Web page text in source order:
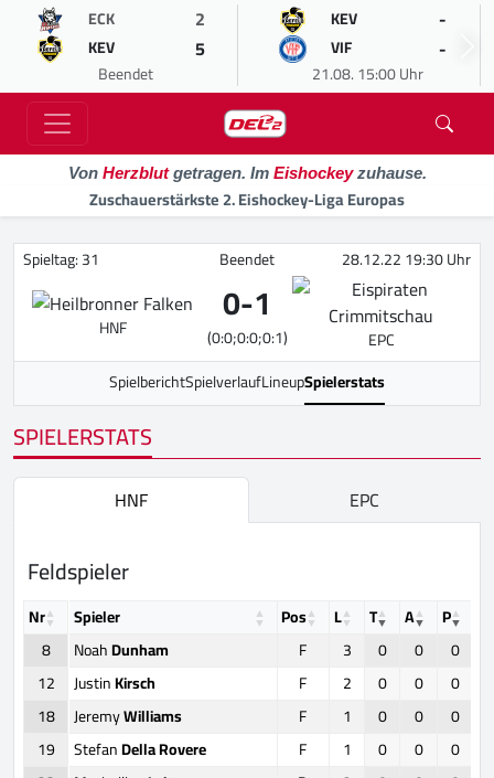
ECK 2
KEV 5
Beendet
KEV -
VIF -
21.08. 15:00 Uhr
Von Herzblutgetragen. Im Eishockeyzuhause.
Zuschauerstärkste 2. Eishockey-Liga Europas
Spieltag: 31 Beendet 28.12.22 19:30 Uhr
HNF 0-1
(0:0;0:0;0:1)
EPC
SpielberichtSpielverlaufLineupSpielerstats
SPIELERSTATS
HNF EPC
Feldspieler
Nr Spieler Pos L T A P
8
NoahDunham F 3 0 0
0
12
JustinKirsch F 2 0 0
0
18
JeremyWilliams F 1 0 0
0
19
StefanDella Rovere F 1 0 0
0